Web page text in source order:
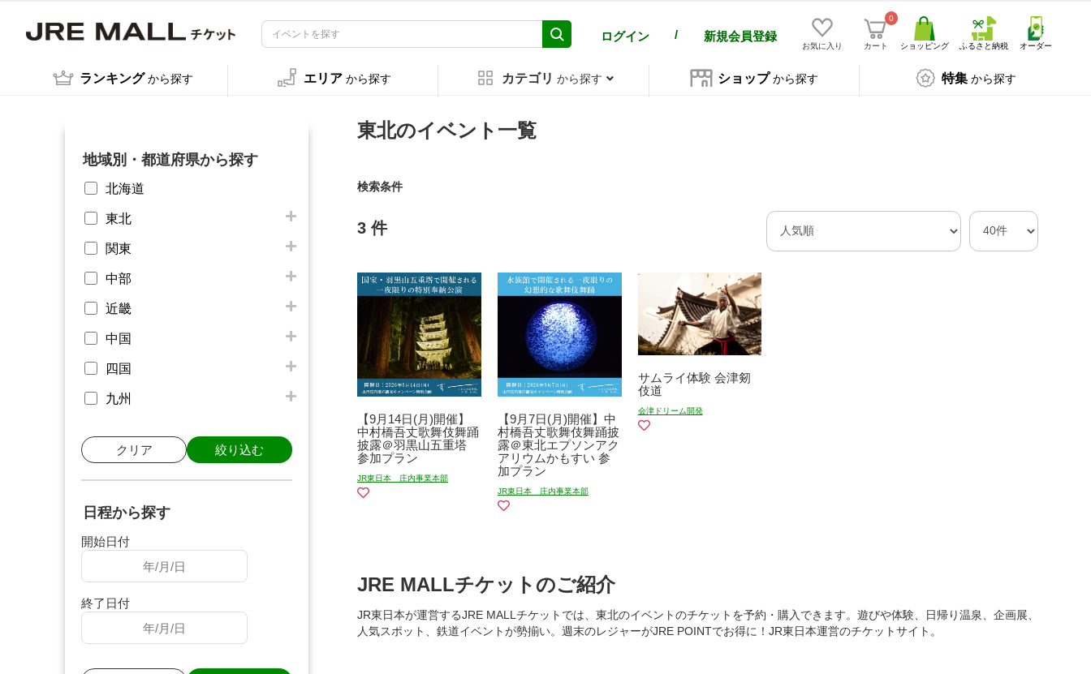
ログイン / 新規会員登録
お気に入り
0
カート ショッピング ふるさと納税 オーダー
ランキング から探す エリア から探す カテゴリ から探す ショップ から探す 特集 から探す
地域別・都道府県から探す
北海道
東北
関東
中部
近畿
中国
四国
九州
クリア 絞り込む
日程から探す
開始日付
終了日付
東北のイベント一覧
検索条件
3 件
【9月14日(月)開催】
中村橋吾丈歌舞伎舞踊
披露＠羽黒山五重塔
参加プラン
JR東日本 庄内事業本部
【9月7日(月)開催】中
村橋吾丈歌舞伎舞踊披
露＠東北エプソンアク
アリウムかもすい 参
加プラン
JR東日本 庄内事業本部
サムライ体験 会津剱
伎道
会津ドリーム開発
JRE MALLチケットのご紹介
JR東日本が運営するJRE MALLチケットでは、東北のイベントのチケットを予約・購入できます。遊びや体験、日帰り温泉、企画展、
人気スポット、鉄道イベントが勢揃い。週末のレジャーがJRE POINTでお得に！JR東日本運営のチケットサイト。